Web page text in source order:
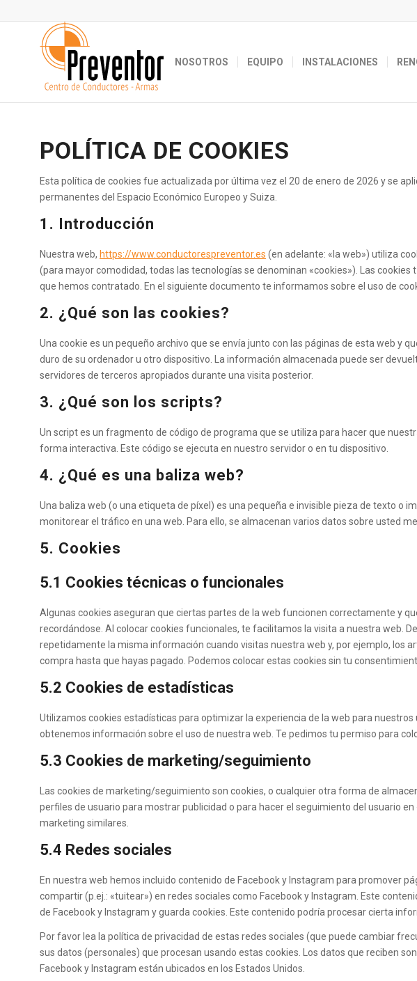
NOSOTROS EQUIPO INSTALACIONES
POLÍTICA DE COOKIES
Esta política de cookies fue actualizada por última vez el 20 de enero de 2026 y se
permanentes del Espacio Económico Europeo y Suiza.
1. Introducción
Nuestra web, https://www.conductorespreventor.es (en adelante: «la web») utiliza
(para mayor comodidad, todas las tecnologías se denominan «cookies»). Las cookies
que hemos contratado. En el siguiente documento te informamos sobre el uso de
2. ¿Qué son las cookies?
Una cookie es un pequeño archivo que se envía junto con las páginas de esta web y
duro de su ordenador u otro dispositivo. La información almacenada puede ser
servidores de terceros apropiados durante una visita posterior.
3. ¿Qué son los scripts?
Un script es un fragmento de código de programa que se utiliza para hacer que
forma interactiva. Este código se ejecuta en nuestro servidor o en tu dispositivo.
4. ¿Qué es una baliza web?
Una baliza web (o una etiqueta de píxel) es una pequeña e invisible pieza de texto o
monitorear el tráfico en una web. Para ello, se almacenan varios datos sobre usted
5. Cookies
5.1 Cookies técnicas o funcionales
Algunas cookies aseguran que ciertas partes de la web funcionen correctamente y
recordándose. Al colocar cookies funcionales, te facilitamos la visita a nuestra web.
repetidamente la misma información cuando visitas nuestra web y, por ejemplo, los
compra hasta que hayas pagado. Podemos colocar estas cookies sin tu
5.2 Cookies de estadísticas
Utilizamos cookies estadísticas para optimizar la experiencia de la web para
obtenemos información sobre el uso de nuestra web. Te pedimos tu permiso para
5.3 Cookies de marketing/seguimiento
Las cookies de marketing/seguimiento son cookies, o cualquier otra forma de
perfiles de usuario para mostrar publicidad o para hacer el seguimiento del usuario
marketing similares.
5.4 Redes sociales
En nuestra web hemos incluido contenido de Facebook y Instagram para promover
compartir (p.ej.: «tuitear») en redes sociales como Facebook y Instagram. Este
de Facebook y Instagram y guarda cookies. Este contenido podría procesar cierta
Por favor lea la política de privacidad de estas redes sociales (que puede cambiar
sus datos (personales) que procesan usando estas cookies. Los datos que reciben
Facebook y Instagram están ubicados en los Estados Unidos.